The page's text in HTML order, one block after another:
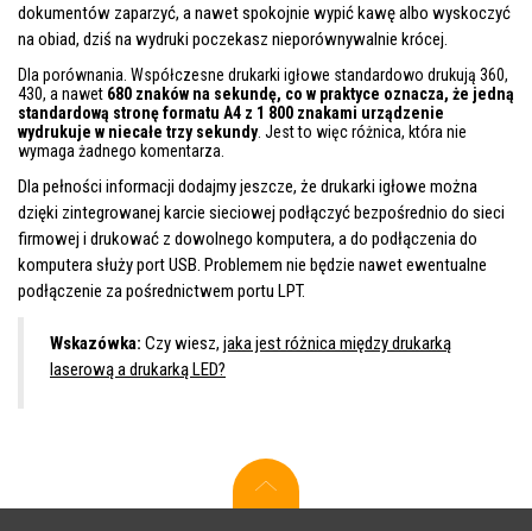
dokumentów zaparzyć, a nawet spokojnie wypić kawę albo wyskoczyć
na obiad, dziś na wydruki poczekasz nieporównywalnie krócej.
Dla porównania. Współczesne drukarki igłowe standardowo drukują 360,
430, a nawet 680 znaków na sekundę, co w praktyce oznacza, że jedną
standardową stronę formatu A4 z 1 800 znakami urządzenie
wydrukuje w niecałe trzy sekundy. Jest to więc różnica, która nie
wymaga żadnego komentarza.
Dla pełności informacji dodajmy jeszcze, że drukarki igłowe można
dzięki zintegrowanej karcie sieciowej podłączyć bezpośrednio do sieci
firmowej i drukować z dowolnego komputera, a do podłączenia do
komputera służy port USB. Problemem nie będzie nawet ewentualne
podłączenie za pośrednictwem portu LPT.
Wskazówka: Czy wiesz, jaka jest różnica między drukarką
laserową a drukarką LED?